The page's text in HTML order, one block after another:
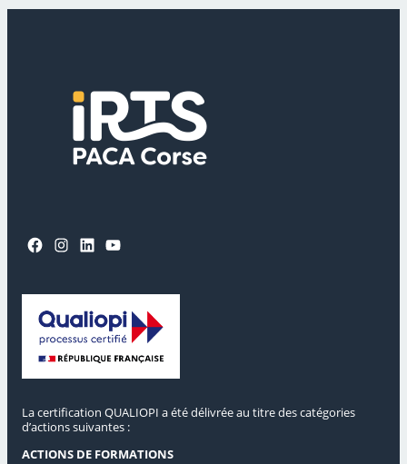
Facebook Instagram LinkedIn YouTube
La certification QUALIOPI a été délivrée au titre des catégories
d’actions suivantes :
ACTIONS DE FORMATIONS